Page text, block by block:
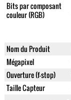
Bits par composant
couleur (RGB)
Nom du Produit
Mégapixel
Ouverture (f-stop)
Taille Capteur